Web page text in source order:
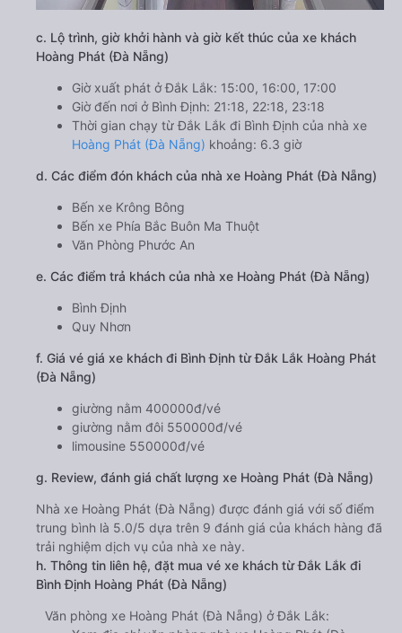
c. Lộ trình, giờ khởi hành và giờ kết thúc của xe khách
Hoàng Phát (Đà Nẵng)
Giờ xuất phát ở Đắk Lắk: 15:00, 16:00, 17:00
Giờ đến nơi ở Bình Định: 21:18, 22:18, 23:18
Thời gian chạy từ Đắk Lắk đi Bình Định của nhà xe
Hoàng Phát (Đà Nẵng) khoảng: 6.3 giờ
d. Các điểm đón khách của nhà xe Hoàng Phát (Đà Nẵng)
Bến xe Krông Bông
Bến xe Phía Bắc Buôn Ma Thuột
Văn Phòng Phước An
e. Các điểm trả khách của nhà xe Hoàng Phát (Đà Nẵng)
Bình Định
Quy Nhơn
f. Giá vé giá xe khách đi Bình Định từ Đắk Lắk Hoàng Phát
(Đà Nẵng)
giường nằm 400000đ/vé
giường nằm đôi 550000đ/vé
limousine 550000đ/vé
g. Review, đánh giá chất lượng xe Hoàng Phát (Đà Nẵng)
Nhà xe Hoàng Phát (Đà Nẵng) được đánh giá với số điểm
trung bình là 5.0/5 dựa trên 9 đánh giá của khách hàng đã
trải nghiệm dịch vụ của nhà xe này.
h. Thông tin liên hệ, đặt mua vé xe khách từ Đắk Lắk đi
Bình Định Hoàng Phát (Đà Nẵng)
Văn phòng xe Hoàng Phát (Đà Nẵng) ở Đắk Lắk: